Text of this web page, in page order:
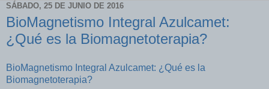
SÁBADO, 25 DE JUNIO DE 2016
BioMagnetismo Integral Azulcamet:
¿Qué es la Biomagnetoterapia?
BioMagnetismo Integral Azulcamet: ¿Qué es la
Biomagnetoterapia?